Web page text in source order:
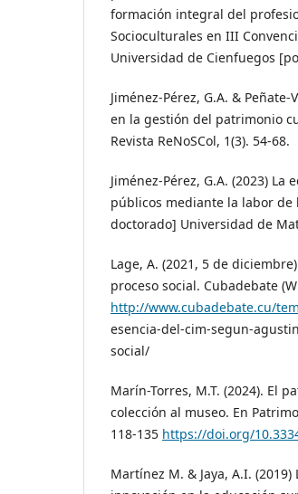
formación integral del
Socioculturales en III
Universidad de Cienfuegos
Jiménez-Pérez, G.A. &
en la gestión del patrimonio
Revista ReNoSCol, 1(3). 54-68.
Jiménez-Pérez, G.A. (2023)
públicos mediante la labor de
doctorado] Universidad de
Lage, A. (2021, 5 de
proceso social. Cubadebate
http://www.cubadebate.cu/
esencia-del-cim-segun-
social/
Marín-Torres, M.T. (2024). El
colección al museo. En
118-135 https://doi.org/
Martínez M. & Jaya, A.I.